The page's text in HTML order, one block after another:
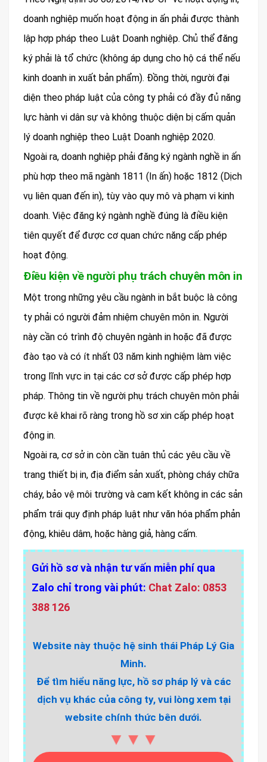
doanh nghiệp muốn hoạt động in ấn phải được thành
lập hợp pháp theo Luật Doanh nghiệp. Chủ thể đăng
ký phải là tổ chức (không áp dụng cho hộ cá thể nếu
kinh doanh in xuất bản phẩm). Đồng thời, người đại
diện theo pháp luật của công ty phải có đầy đủ năng
lực hành vi dân sự và không thuộc diện bị cấm quản
lý doanh nghiệp theo Luật Doanh nghiệp 2020.
Ngoài ra, doanh nghiệp phải đăng ký ngành nghề in ấn
phù hợp theo mã ngành 1811 (In ấn) hoặc 1812 (Dịch
vụ liên quan đến in), tùy vào quy mô và phạm vi kinh
doanh. Việc đăng ký ngành nghề đúng là điều kiện
tiên quyết để được cơ quan chức năng cấp phép
hoạt động.
Điều kiện về người phụ trách chuyên môn in
Một trong những yêu cầu ngành in bắt buộc là công
ty phải có người đảm nhiệm chuyên môn in. Người
này cần có trình độ chuyên ngành in hoặc đã được
đào tạo và có ít nhất 03 năm kinh nghiệm làm việc
trong lĩnh vực in tại các cơ sở được cấp phép hợp
pháp. Thông tin về người phụ trách chuyên môn phải
được kê khai rõ ràng trong hồ sơ xin cấp phép hoạt
động in.
Ngoài ra, cơ sở in còn cần tuân thủ các yêu cầu về
trang thiết bị in, địa điểm sản xuất, phòng cháy chữa
cháy, bảo vệ môi trường và cam kết không in các sản
phẩm trái quy định pháp luật như văn hóa phẩm phản
động, khiêu dâm, hoặc hàng giả, hàng cấm.
Gửi hồ sơ và nhận tư vấn miễn phí qua
Zalo chỉ trong vài phút: Chat Zalo: 0853
388 126
Website này thuộc hệ sinh thái Pháp Lý Gia
Minh.
Để tìm hiểu năng lực, hồ sơ pháp lý và các
dịch vụ khác của công ty, vui lòng xem tại
website chính thức bên dưới.
▼▼▼